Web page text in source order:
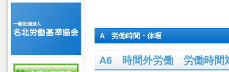
A 労働時間・休暇
A6 時間外労働 労働時間